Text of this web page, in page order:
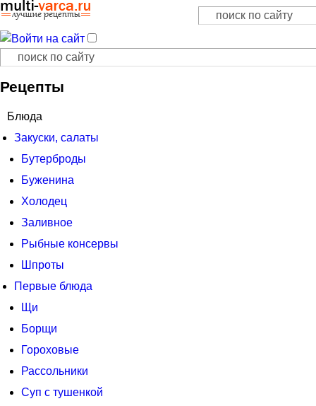
Форма поиска
Поиск
Форма поиска
Поиск
Рецепты
Блюда
Закуски, салаты
Бутерброды
Буженина
Холодец
Заливное
Рыбные консервы
Шпроты
Первые блюда
Щи
Борщи
Гороховые
Рассольники
Суп с тушенкой